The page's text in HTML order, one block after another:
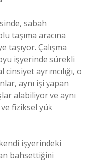
sabah
taşıma aracına
taşıyor. Çalışma
işyerinde sürekli
ayrımcılığı, o
aynı işi yapan
alabiliyor ve aynı
fiziksel yük
işyerindeki
bahsettiğini